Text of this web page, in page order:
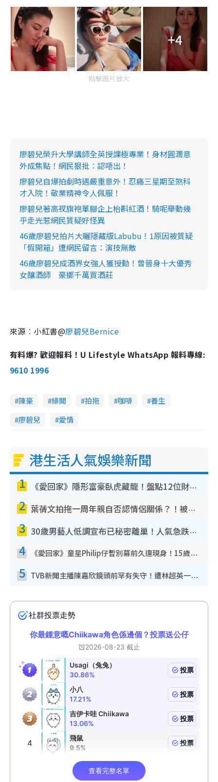
+4
點擊圖片放大
廖碧兒榮升大學講師全英授課極專業！身材圓潤意
外成焦點！網民狠批：認唔出！
廖碧兒自爆拍劇時遇嚴重意外！忍痛三星期至煞科
才入院！敬業精神令人佩服！
廖碧兒著高衩旗袍單腳企上枱斟紅酒！騎呢舉動幾
乎走光惹網民質疑好怪異
46歲廖碧兒拍片大曬隱藏版Labubu！1原因被質疑
「假開箱」遭網民留言：演技無敵
46歲廖碧兒成酒界女強人獲授勳！曾晉身十大優秀
女釀酒師 豪擲千萬買酒莊
來源︰小紅書@廖碧兒Bernice
有料爆? 歡迎報料！U Lifestyle WhatsApp 報料專線:
9610 1996
陳豪 緋聞 拍拖 咖啡
養生
廖碧兒
愛情
港生活人氣娛樂新聞
1 《愛回家》隱形富豪臥虎藏龍！盤點12位財氣逼人的有錢藝人：呢位靚女3億身家唔憂做
2 葉蒨文拍拖一周年親自否認情侶關係？！被質疑感情造假竟稱GM「普通同事」
3 30歲男藝人低調宣布已秘密離巢！人氣急跌變失蹤人口︰「這幾年過得並不容易」
4 《愛回家》童星Philip仔暫別幕前久違現身！15歲近況暴風長高蛻變帥氣少男
5 TVB新聞主播陳嘉欣鏡頭前罕有失守！遭林超英一句說話突襲嚇親當場大笑